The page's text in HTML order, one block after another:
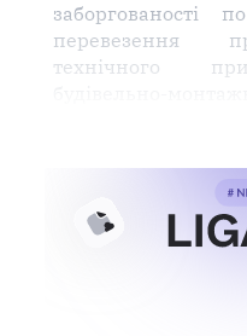
заборгованості
перевезення
технічного